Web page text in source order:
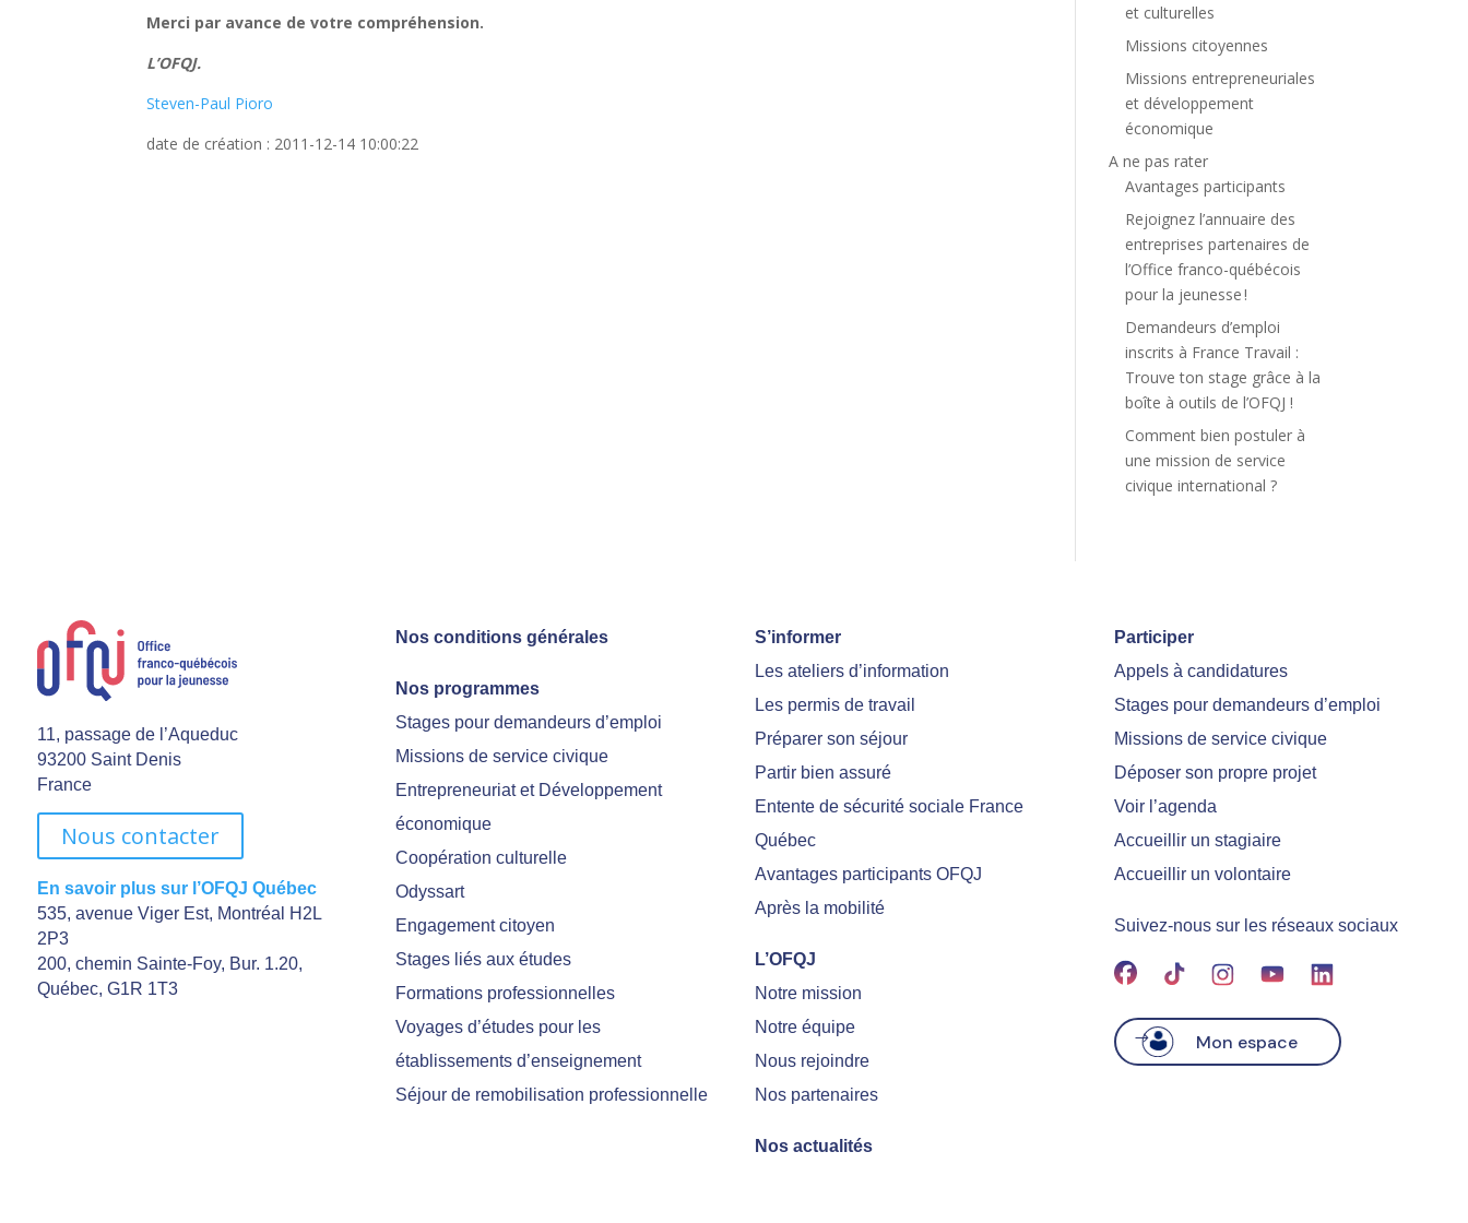
Merci par avance de votre compréhension.
L’OFQJ.
Steven-Paul Pioro
date de création : 2011-12-14 10:00:22
et culturelles
Missions citoyennes
Missions entrepreneuriales
et développement
économique
A ne pas rater
Avantages participants
Rejoignez l’annuaire des
entreprises partenaires de
l’Office franco-québécois
pour la jeunesse !
Demandeurs d’emploi
inscrits à France Travail :
Trouve ton stage grâce à la
boîte à outils de l’OFQJ !
Comment bien postuler à
une mission de service
civique international ?
11, passage de l’Aqueduc
93200 Saint Denis
France
Nous contacter
En savoir plus sur l’OFQJ Québec
535, avenue Viger Est, Montréal H2L
2P3
200, chemin Sainte-Foy, Bur. 1.20,
Québec, G1R 1T3
Nos conditions générales
Nos programmes
Stages pour demandeurs d’emploi
Missions de service civique
Entrepreneuriat et Développement
économique
Coopération culturelle
Odyssart
Engagement citoyen
Stages liés aux études
Formations professionnelles
Voyages d’études pour les
établissements d’enseignement
Séjour de remobilisation professionnelle
S’informer
Les ateliers d’information
Les permis de travail
Préparer son séjour
Partir bien assuré
Entente de sécurité sociale France
Québec
Avantages participants OFQJ
Après la mobilité
L’OFQJ
Notre mission
Notre équipe
Nous rejoindre
Nos partenaires
Nos actualités
Participer
Appels à candidatures
Stages pour demandeurs d’emploi
Missions de service civique
Déposer son propre projet
Voir l’agenda
Accueillir un stagiaire
Accueillir un volontaire
Suivez-nous sur les réseaux sociaux
Mon espace